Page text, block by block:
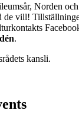
Norden
de vill!
.
kansli.